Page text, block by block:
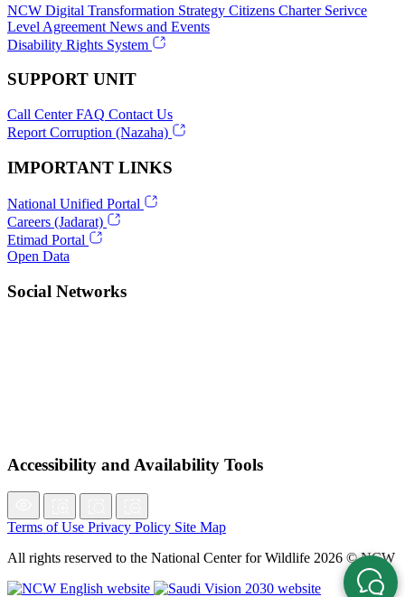
NCW Digital Transformation Strategy Citizens Charter Serivce
Level Agreement News and Events
Disability Rights System
SUPPORT UNIT
Call Center FAQ Contact Us
Report Corruption (Nazaha)
IMPORTANT LINKS
National Unified Portal
Careers (Jadarat)
Etimad Portal
Open Data
Social Networks
Accessibility and Availability Tools
Terms of Use Privacy Policy Site Map
All rights reserved to the National Center for Wildlife 2026 © NCW